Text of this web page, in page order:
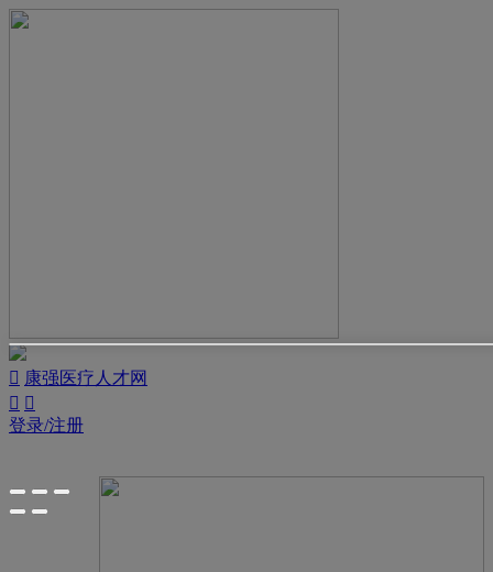
 康强医疗人才网
 
登录/注册